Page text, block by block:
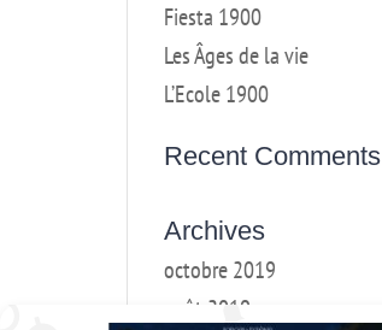
Fiesta 1900
Les Âges de la vie
L’Ecole 1900
Recent Comments
Archives
octobre 2019
août 2019